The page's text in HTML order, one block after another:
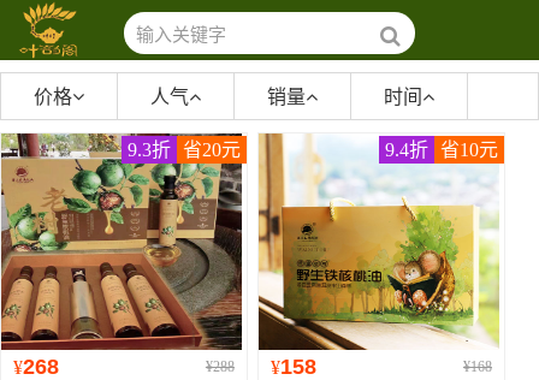
价格 人气 销量 时间
9.3折 省20元
¥268 ¥288
9.4折 省10元
¥158 ¥168